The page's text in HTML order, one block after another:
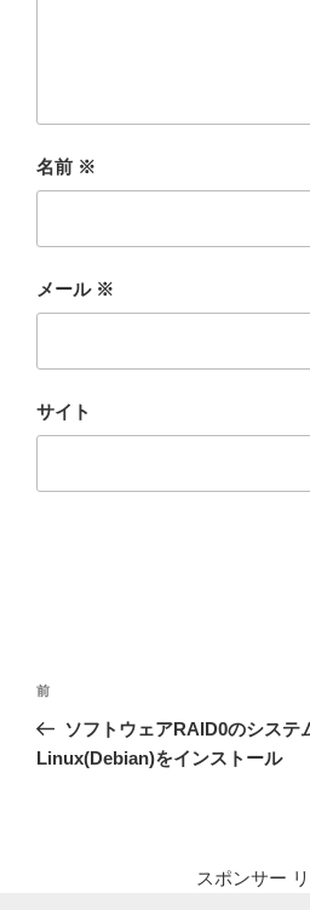
名前 ※
メール ※
サイト
投
ナ
前
の
投
前
ソフトウェアRAID0のシステ
Linux(Debian)をインストール
スポンサー